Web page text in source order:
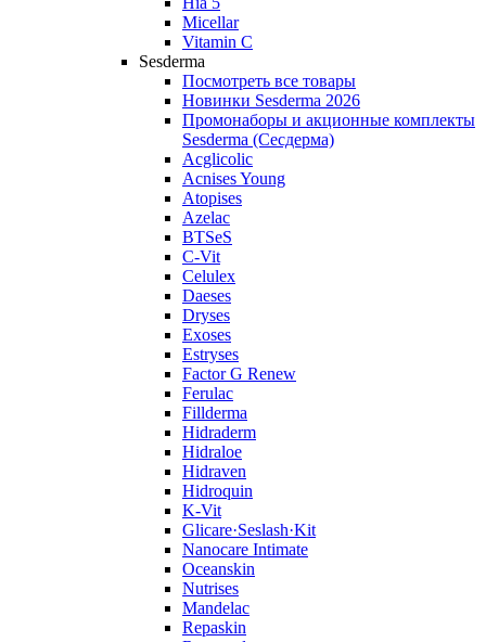
Micellar
Vitamin C
Sesderma
Посмотреть все товары
Новинки Sesderma 2026
Промонаборы и акционные комплекты
Sesderma (Сесдерма)
Acglicolic
Acnises Young
Atopises
Azelac
BTSeS
C‑Vit
Celulex
Daeses
Dryses
Exoses
Estryses
Factor G Renew
Ferulac
Fillderma
Hidraderm
Hidraloe
Hidraven
Hidroquin
K-Vit
Glicare·Seslash·Kit
Nanocare Intimate
Oceanskin
Nutrises
Mandelac
Repaskin